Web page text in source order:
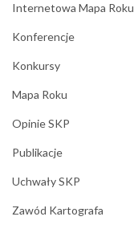
Internetowa Mapa Roku
Konferencje
Konkursy
Mapa Roku
Opinie SKP
Publikacje
Uchwały SKP
Zawód Kartografa